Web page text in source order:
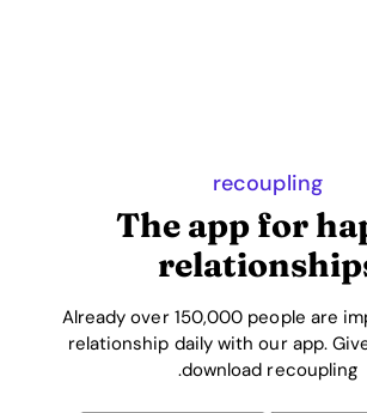
recoupling
The app for
Already over 150,000 people are
relationship daily with our app.
download recoupling.